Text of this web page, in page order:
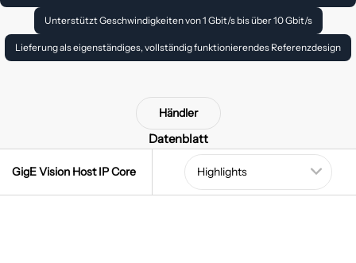
Unterstützt Geschwindigkeiten von 1 Gbit/s bis über 10 Gbit/s
Lieferung als eigenständiges, vollständig funktionierendes Referenzdesign
Datenblatt
Händler
GigE Vision Host IP Core